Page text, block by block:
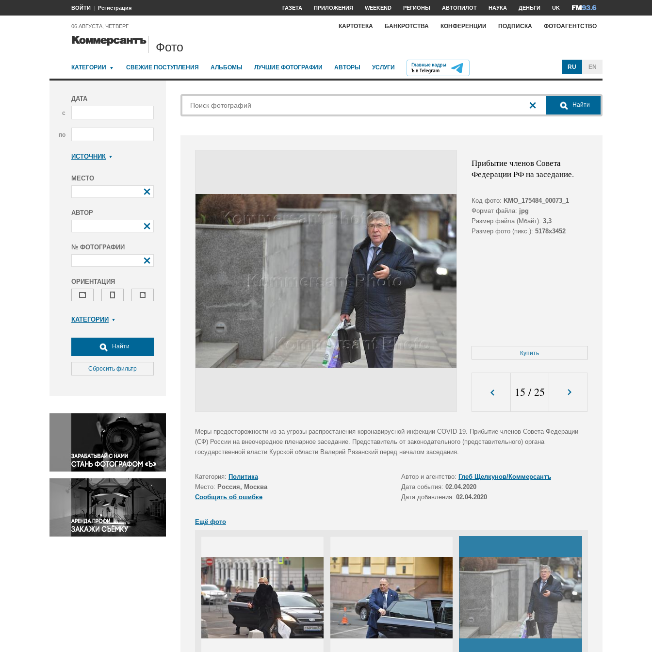
ВОЙТИ Регистрация ГАЗЕТА ПРИЛОЖЕНИЯ WEEKEND РЕГИОНЫ АВТОПИЛОТ НАУКА ДЕНЬГИ UK
06 АВГУСТА, ЧЕТВЕРГ КАРТОТЕКА БАНКРОТСТВА КОНФЕРЕНЦИИ ПОДПИСКА ФОТОАГЕНТСТВО
Фото
КАТЕГОРИИ СВЕЖИЕ ПОСТУПЛЕНИЯ АЛЬБОМЫ ЛУЧШИЕ ФОТОГРАФИИ АВТОРЫ УСЛУГИ RU EN
ДАТА
с
по
ИСТОЧНИК
МЕСТО
АВТОР
№ ФОТОГРАФИИ
ОРИЕНТАЦИЯ
КАТЕГОРИИ
Досуг, туризм и отдых
Культура
Медицина
Окружающая среда
Политика
Правосудие
Происшествия и конфликты
Религия
Светская жизнь
Спорт
Экология
Экономика и бизнес
Найти
Сбросить фильтр
Найти
Прибытие членов Совета
Федерации РФ на заседание.
Код фото: KMO_175484_00073_1
Формат файла: jpg
Размер файла (Мбайт): 3,3
Размер фото (пикс.): 5178x3452
Купить
15 /25
Меры предосторожности из-за угрозы распростанения коронавирусной инфекции COVID-19. Прибытие членов Совета Федерации
(СФ) России на внеочередное пленарное заседание. Представитель от законодательного (представительного) органа
государственной власти Курской области Валерий Рязанский перед началом заседания.
Категория: Политика Автор и агентство: Глеб Щелкунов/Коммерсантъ
Место: Россия, Москва Дата события: 02.04.2020
Сообщить об ошибке
Дата добавления: 02.04.2020
Ещё фото